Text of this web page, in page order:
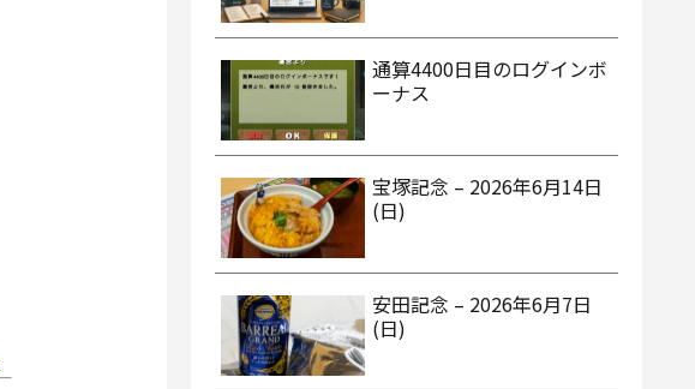
通算4400日目のログインボ
ーナス
宝塚記念 – 2026年6月14日
(日)
安田記念 – 2026年6月7日
(日)